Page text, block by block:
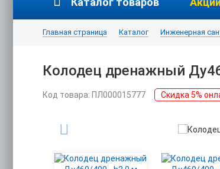
Главная страница Каталог Инженерная
Колодец дренажный
Код товара: ПЛ000015777 Скидка 5%